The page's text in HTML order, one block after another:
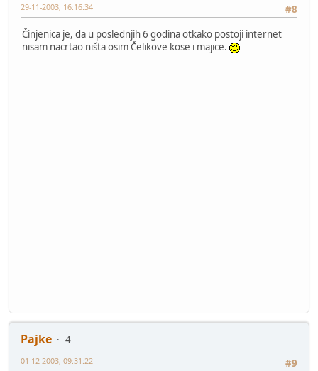
#8
29-11-2003, 16:16:34
Činjenica je, da u poslednjih 6 godina otkako postoji internet
nisam nacrtao ništa osim Čelikove kose i majice.
Pajke
4
#9
01-12-2003, 09:31:22